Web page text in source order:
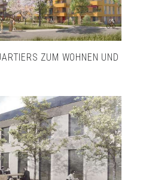
ZUM WOHNEN UND